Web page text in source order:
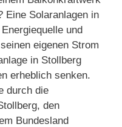
Eine Solaranlagen in
und
eigenen Strom
in Stollberg
erheblich senken.
durch die
den
Bundesland